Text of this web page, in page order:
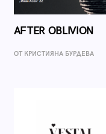
AFTER OBLIVION
ОТ КРИСТИЯНА БУРДЕВА